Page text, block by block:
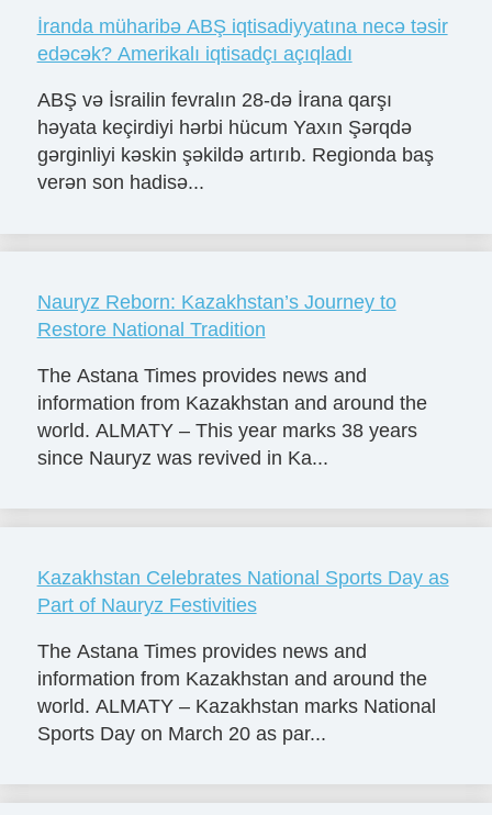
İranda müharibə ABŞ iqtisadiyyatına necə təsir
edəcək? Amerikalı iqtisadçı açıqladı
ABŞ və İsrailin fevralın 28-də İrana qarşı
həyata keçirdiyi hərbi hücum Yaxın Şərqdə
gərginliyi kəskin şəkildə artırıb. Regionda baş
verən son hadisə...
Nauryz Reborn: Kazakhstan’s Journey to
Restore National Tradition
The Astana Times provides news and
information from Kazakhstan and around the
world. ALMATY – This year marks 38 years
since Nauryz was revived in Ka...
Kazakhstan Celebrates National Sports Day as
Part of Nauryz Festivities
The Astana Times provides news and
information from Kazakhstan and around the
world. ALMATY – Kazakhstan marks National
Sports Day on March 20 as par...